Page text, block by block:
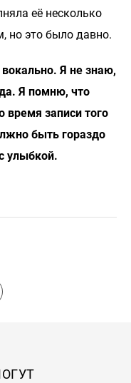
её несколько
но это было давно.
Я не знаю,
Я помню, что
время записи того
быть гораздо
улыбкой.